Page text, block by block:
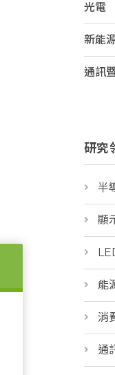
光電
新能
通訊
研究
半
顯
能
消
通